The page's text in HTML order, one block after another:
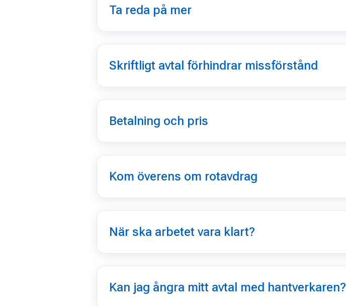
Ta reda på mer
Skriftligt avtal förhindrar missförstånd
Betalning och pris
Kom överens om rotavdrag
När ska arbetet vara klart?
Kan jag ångra mitt avtal med hantverkaren?